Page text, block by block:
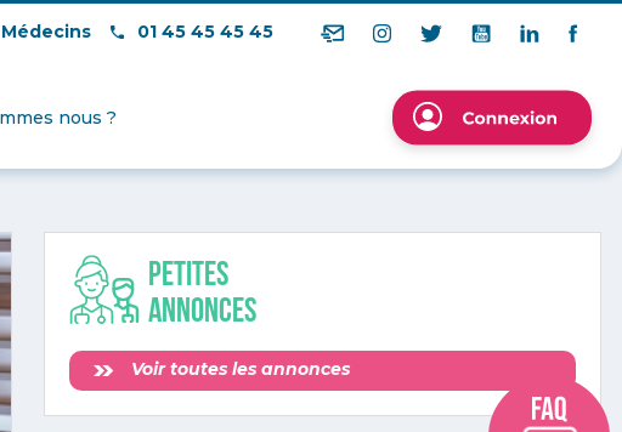
01 45 45 45 45
nous ?
Petites
annonces
Voir toutes les annonces